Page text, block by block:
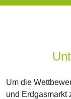
Um die
und Erdgasmarkt